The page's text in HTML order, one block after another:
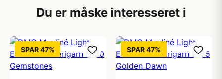
Du er måske interesseret i
SPAR 47% SPAR 47%